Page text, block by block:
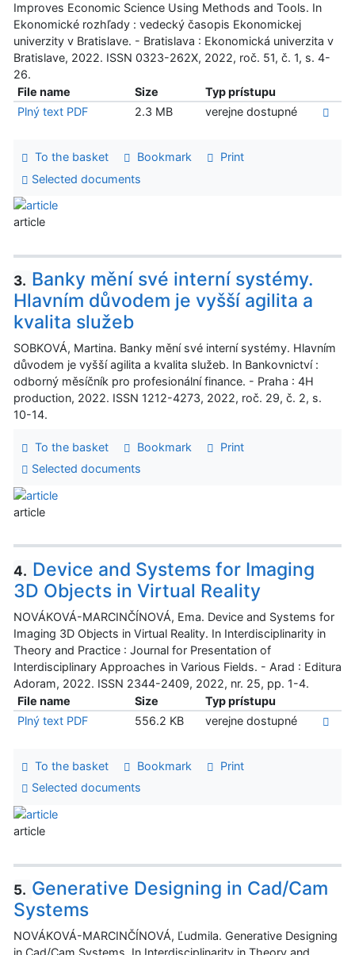
Improves Economic Science Using Methods and Tools. In
Ekonomické rozhľady : vedecký časopis Ekonomickej
univerzity v Bratislave. - Bratislava : Ekonomická univerzita v
Bratislave, 2022. ISSN 0323-262X, 2022, roč. 51, č. 1, s. 4-
26.
File name
Size
Typ prístupu
Plný text PDF
2.3 MB verejne dostupné
To the basket Bookmark
Print
Selected documents
article
3. Banky mění své interní systémy.
Hlavním důvodem je vyšší agilita a
kvalita služeb
SOBKOVÁ, Martina. Banky mění své interní systémy. Hlavním
důvodem je vyšší agilita a kvalita služeb. In Bankovnictví :
odborný měsíčník pro profesionální finance. - Praha : 4H
production, 2022. ISSN 1212-4273, 2022, roč. 29, č. 2, s.
10-14.
To the basket Bookmark
Print
Selected documents
article
4. Device and Systems for Imaging
3D Objects in Virtual Reality
NOVÁKOVÁ-MARCINČÍNOVÁ, Ema. Device and Systems for
Imaging 3D Objects in Virtual Reality. In Interdisciplinarity in
Theory and Practice : Journal for Presentation of
Interdisciplinary Approaches in Various Fields. - Arad : Editura
Adoram, 2022. ISSN 2344-2409, 2022, nr. 25, pp. 1-4.
File name
Size
Typ prístupu
Plný text PDF
556.2 KB verejne dostupné
To the basket Bookmark
Print
Selected documents
article
5. Generative Designing in Cad/Cam
Systems
NOVÁKOVÁ-MARCINČÍNOVÁ, Ľudmila. Generative Designing